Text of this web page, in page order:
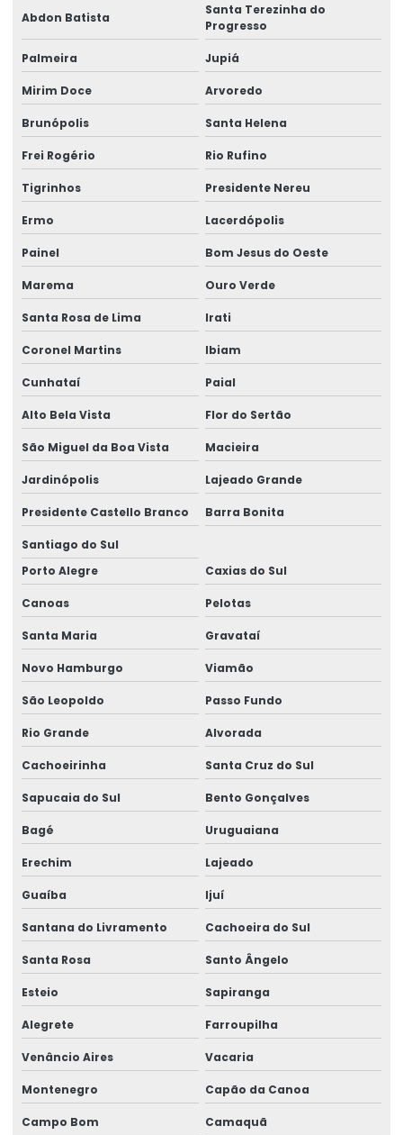
Avaliação de parâmetros do solo
Baixa vazão
Controle microbiológico de ambientes
Controle de qualidade da água e efluentes
Empresa de análise de água
Empresa análise de efluentes
Empresa de análise de farinha
Empresa de análise granulométrica do solo
Empresas de análise de qualidade do ar
Empresas que fazem análise de água
Laboratório de análise de alimento
Laboratório análise ambiental
Laboratório para análise de amostras
Laboratório de análise de carne
Laboratório para análise de contaminação do solo
Laboratório análise leite
Laboratório para análise microbiológica
Laboratório análise qualidade
Laboratório de análise de resíduos
Laboratório análise resultado
Laboratório para análise de solo
Abdon Batista
Santa Terezinha do
Progresso
Palmeira Jupiá
Mirim Doce Arvoredo
Brunópolis Santa Helena
Frei Rogério Rio Rufino
Tigrinhos Presidente Nereu
Ermo Lacerdópolis
Painel Bom Jesus do Oeste
Marema Ouro Verde
Santa Rosa de Lima Irati
Coronel Martins Ibiam
Cunhataí Paial
Alto Bela Vista Flor do Sertão
São Miguel da Boa Vista Macieira
Jardinópolis Lajeado Grande
Presidente Castello Branco Barra Bonita
Santiago do Sul
Porto Alegre
Caxias do Sul
Canoas Pelotas
Santa Maria Gravataí
Novo Hamburgo Viamão
São Leopoldo Passo Fundo
Rio Grande Alvorada
Cachoeirinha Santa Cruz do Sul
Sapucaia do Sul Bento Gonçalves
Bagé Uruguaiana
Erechim Lajeado
Guaíba Ijuí
Santana do Livramento Cachoeira do Sul
Santa Rosa Santo Ângelo
Esteio Sapiranga
Alegrete Farroupilha
Venâncio Aires Vacaria
Montenegro Capão da Canoa
Campo Bom Camaquã